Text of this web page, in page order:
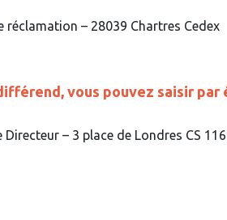
réclamation – 28039 Chartres Cedex
vous pouvez saisir
– 3 place de Londres CS